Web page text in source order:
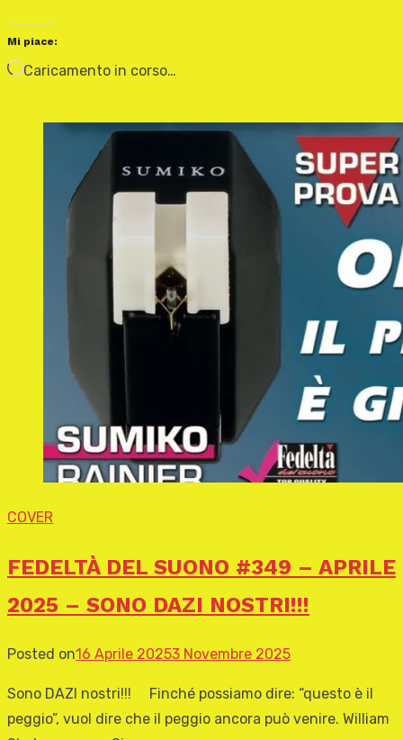
Mi piace:
Caricamento in corso…
COVER
FEDELTÀ DEL SUONO #349 – APRILE
2025 – SONO DAZI NOSTRI!!!
Posted on16 Aprile 20253 Novembre 2025
Sono DAZI nostri!!! Finché possiamo dire: “questo è il
peggio”, vuol dire che il peggio ancora può venire. William